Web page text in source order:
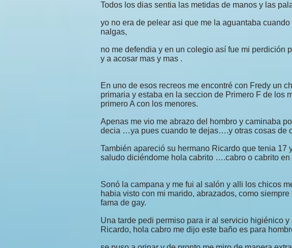
Todos los dias sentia las metidas de manos y las
yo no era de pelear asi que me la aguantaba
nalgas,
no me defendia y en un colegio así fue mi perdición
y a acosar mas y mas .
En uno de esos recreos me encontré con Fredy un
primaria y estaba en la seccion de Primero F de los
primero A con los menores.
Apenas me vio me abrazo del hombro y caminaba
decia …ya pues cuando te dejas….y otras cosas de
También apareció su hermano Ricardo que tenia 17
saludo diciéndome hola cabrito ….cabro o cabrito en
Sonó la campana y me fui al salón y alli los chicos
habia visto con mi marido, abrazados, como
fama de gay.
Una tarde pedi permiso para ir al servicio higiénico
Ricardo, hola cabro me dijo este baño es para